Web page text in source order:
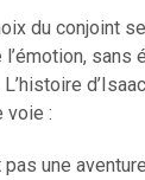
du conjoint
sans
voie :
pas une